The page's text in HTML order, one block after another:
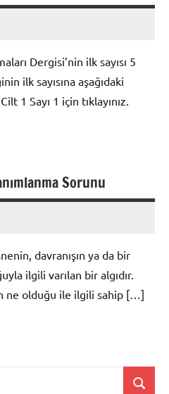
Dergisi’nin ilk sayısı 5
ilk sayısına aşağıdaki
1 Sayı 1 için tıklayınız.
Sorunu
davranışın ya da bir
ilgili varılan bir algıdır.
ne olduğu ile ilgili sahip […]
Ara